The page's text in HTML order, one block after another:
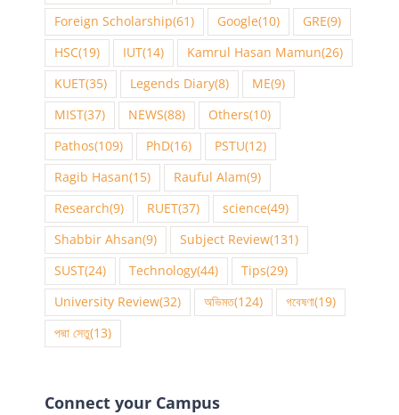
Foreign Scholarship(61) Google(10) GRE(9)
HSC(19) IUT(14) Kamrul Hasan Mamun(26)
KUET(35) Legends Diary(8) ME(9)
MIST(37) NEWS(88) Others(10)
Pathos(109) PhD(16) PSTU(12)
Ragib Hasan(15) Rauful Alam(9)
Research(9) RUET(37) science(49)
Shabbir Ahsan(9) Subject Review(131)
SUST(24) Technology(44) Tips(29)
University Review(32) অভিমত(124) গবেষণা(19)
পদ্মা সেতু(13)
Connect your Campus